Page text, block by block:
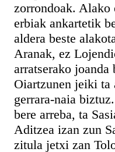
zorrondoak. Alako
erbiak ankartetik
aldera beste
Aranak, ez
arratserako
Oiartzunen jeiki ta
gerrara-naia
bere arreba, ta
Aditzea izan zun
zitula jetxi zan